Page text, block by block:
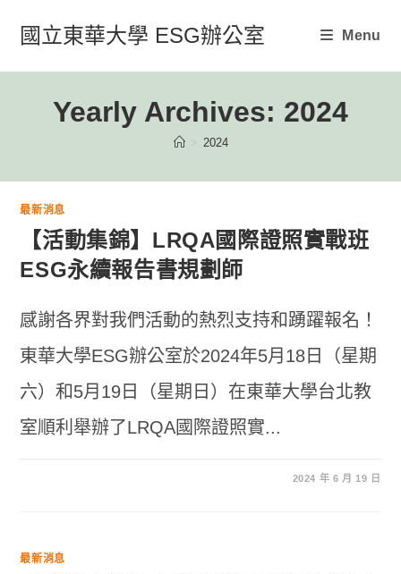
國立東華大學 ESG辦公室 Menu
Yearly Archives: 2024
2024
最新消息
【活動集錦】LRQA國際證照實戰班
ESG永續報告書規劃師
感謝各界對我們活動的熱烈支持和踴躍報名！
東華大學ESG辦公室於2024年5月18日（星期
六）和5月19日（星期日）在東華大學台北教
室順利舉辦了LRQA國際證照實...
2024 年 6 月 19 日
最新消息